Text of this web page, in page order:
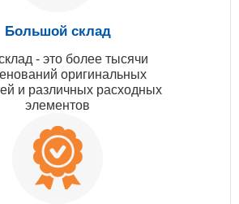
Большой склад
- это более тысячи
оригинальных
и различных расходных
элементов